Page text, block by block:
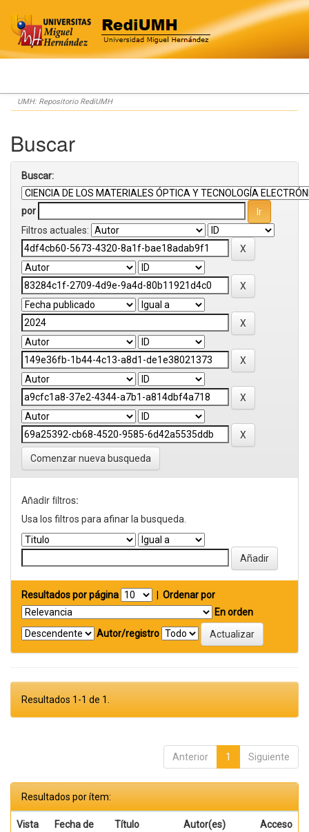
Skip
navigation
UMH: Repositorio RediUMH
Buscar
Buscar:
por
Filtros actuales:
Comenzar nueva busqueda
Añadir filtros:
Usa los filtros para afinar la busqueda.
Resultados por página
Ordenar por
En orden
Autor/registro
Resultados 1-1 de 1.
Anterior 1 Siguiente
Resultados por ítem:
Vista
Fecha de
Título Autor(es) Acceso